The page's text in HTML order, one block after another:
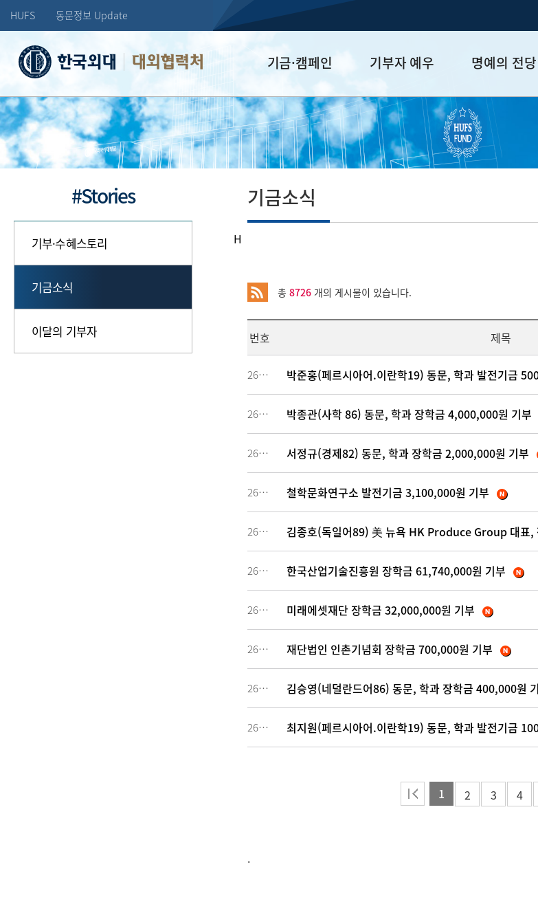
HUFS 동문정보 Update
대외협력처 기금·캠페인
학교발전기금
장학기금
선배드림 장학금
기부자 예우
예우 프로그램
세제 혜택
명예의 전당
HUFS Honor
Diamond Club
Platinum Club
#Stories
기부·수혜스토리
기금소식
이달의 기부자
H
기금소식
총 8726개의 게시물이 있습니다.
번호 제목
260658 박준홍(페르시아어.이란학19) 동문, 학과 발전기금
260657 박종관(사학 86) 동문, 학과 장학금 4,000,000원 기부
260656 서정규(경제82) 동문, 학과 장학금 2,000,000원 기부
260654 철학문화연구소 발전기금 3,100,000원 기부
260652 김종호(독일어89) 美 뉴욕 HK Produce Group 대표,
260651 한국산업기술진흥원 장학금 61,740,000원 기부
260650 미래에셋재단 장학금 32,000,000원 기부
260649 재단법인 인촌기념회 장학금 700,000원 기부
260648 김승영(네덜란드어86) 동문, 학과 장학금 400,000원
260642 최지원(페르시아어.이란학19) 동문, 학과 발전기금
1 2 3 4
.